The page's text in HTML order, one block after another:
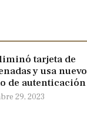
tarjeta de
y usa nuevo
de autenticación
29, 2023